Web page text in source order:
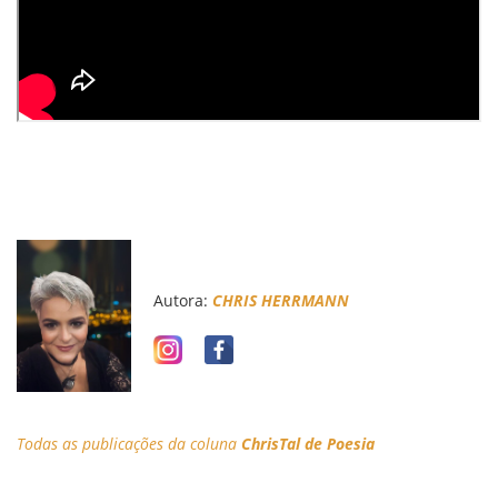
Autora: CHRIS HERRMANN
Todas as publicações da coluna ChrisTal de Poesia